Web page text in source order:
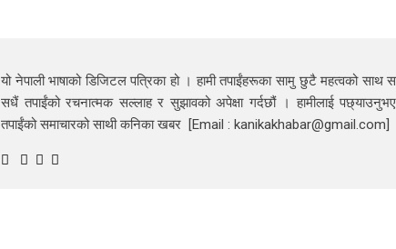
यो नेपाली भाषाको डिजिटल पत्रिका हो । हामी तपाईंहरूका सामु छुटै महत्वको साथ
सधैं तपाईंको रचनात्मक सल्लाह र सुझावको अपेक्षा गर्दछौं । हामीलाई
तपाईंको समाचारको साथी कनिका खबर [Email : kanikakhabar@gmail.com]